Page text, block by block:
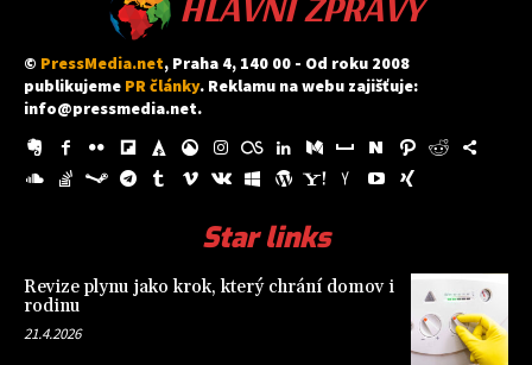
© PressMedia.net, Praha 4, 140 00 - Od roku 2008
publikujeme PR články. Reklamu na webu zajišťuje:
info@pressmedia.net.
Star links
Revize plynu jako krok, který chrání domov i
rodinu
21.4.2026